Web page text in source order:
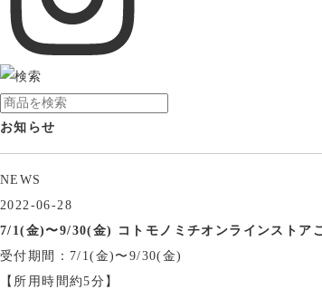
お知らせ
NEWS
2022-06-28
7/1(金)〜9/30(金) コトモノミチオンラインストア
受付期間：7/1(金)〜9/30(金)
【所用時間約5分】